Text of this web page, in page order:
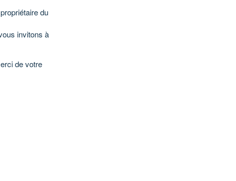
du
invitons à
de votre